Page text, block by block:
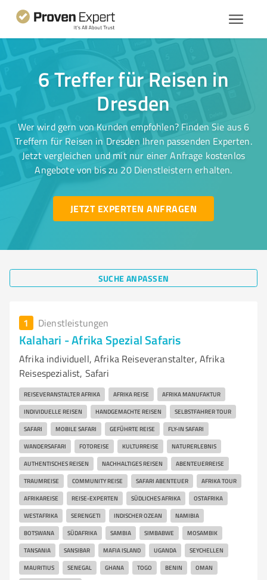
6 Treffer für Reisen in
Dresden
Wer wird gern von Kunden empfohlen? Finden Sie aus 6
Treffern für Reisen in Dresden Ihren passenden Experten.
Jetzt vergleichen und mit nur einer Anfrage kostenlos
Angebote von bis zu 20 Dienstleistern erhalten.
JETZT EXPERTEN ANFRAGEN
SUCHE ANPASSEN
1 Dienstleistungen
Kalahari - Afrika Spezial Safaris
Afrika individuell, Afrika Reiseveranstalter, Afrika
Reisespezialist, Safari
REISEVERANSTALTER AFRIKA AFRIKA REISE AFRIKA MANUFAKTUR
INDIVIDUELLE REISEN HANDGEMACHTE REISEN SELBSTFAHRER TOUR
SAFARI MOBILE SAFARI GEFÜHRTE REISE FLY-IN SAFARI
WANDERSAFARI FOTOREISE KULTURREISE NATURERLEBNIS
AUTHENTISCHES REISEN NACHHALTIGES REISEN ABENTEUERREISE
TRAUMREISE COMMUNITY REISE SAFARI ABENTEUER AFRIKA TOUR
AFRIKAREISE REISE-EXPERTEN SÜDLICHES AFRIKA OSTAFRIKA
WESTAFRIKA SERENGETI INDISCHER OZEAN NAMIBIA
BOTSWANA SÜDAFRIKA SAMBIA SIMBABWE MOSAMBIK
TANSANIA SANSIBAR MAFIA ISLAND UGANDA SEYCHELLEN
MAURITIUS SENEGAL GHANA TOGO BENIN OMAN